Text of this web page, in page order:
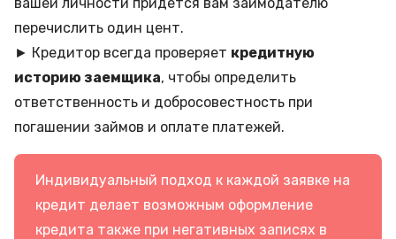
перечислить один цент.
► Кредитор всегда проверяет кредитную
историю заемщика, чтобы определить
ответственность и добросовестность при
погашении займов и оплате платежей.
Индивидуальный подход к каждой заявке на
кредит делает возможным оформление
кредита также при негативных записях в